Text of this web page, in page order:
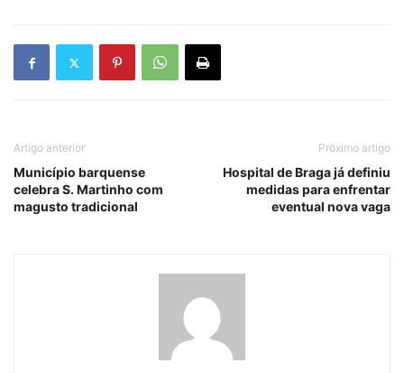
Artigo anterior
Município barquense
celebra S. Martinho com
magusto tradicional
Próximo artigo
Hospital de Braga já definiu
medidas para enfrentar
eventual nova vaga